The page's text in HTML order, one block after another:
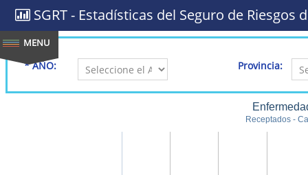
SGRT - Estadísticas del Seguro de Riesgos
* AÑO: Provincia:
Receptados -